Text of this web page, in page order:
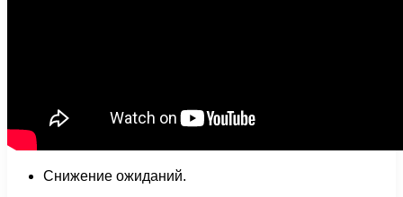
Снижение ожиданий.